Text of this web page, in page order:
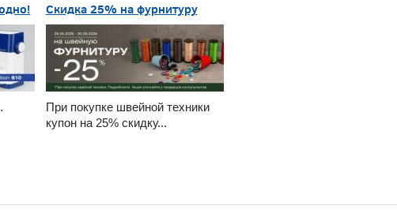
Скидка 25% на фурнитуру
При покупке швейной техники
купон на 25% скидку...